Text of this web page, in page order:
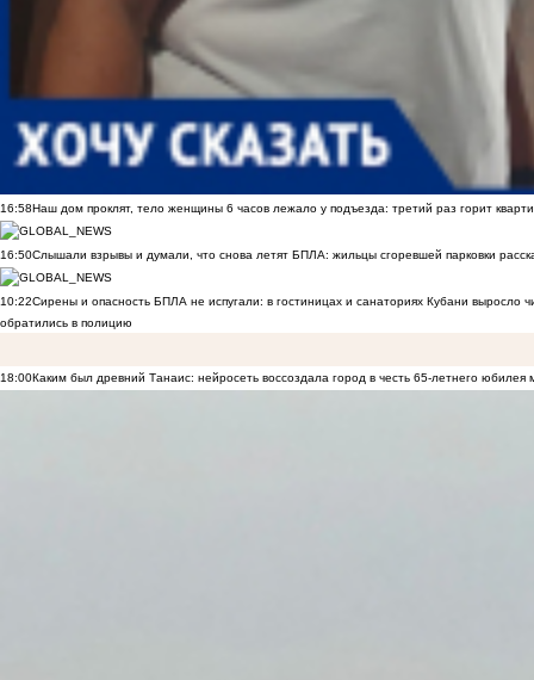
16:58Наш дом проклят, тело женщины 6 часов лежало у подъезда: третий раз горит
16:50Слышали взрывы и думали, что снова летят БПЛА: жильцы сгоревшей парковки
10:22Сирены и опасность БПЛА не испугали: в гостиницах и санаториях Кубани выросло
обратились в полицию
18:00Каким был древний Танаис: нейросеть воссоздала город в честь 65-летнего юбилея